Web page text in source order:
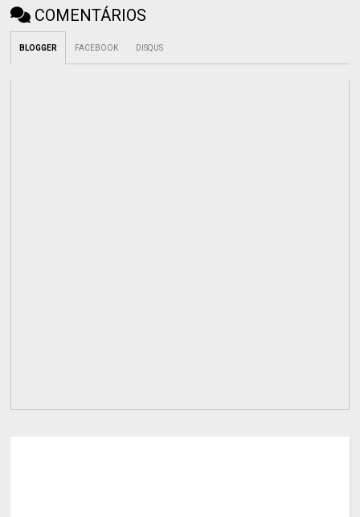
COMENTÁRIOS
BLOGGER FACEBOOK DISQUS